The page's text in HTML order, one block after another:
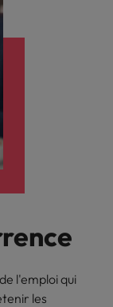
l'emploi qui
les